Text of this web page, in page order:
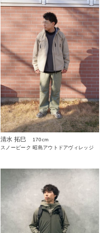
清水 拓巳
170cm
スノーピーク 昭島アウトドアヴィレッジ